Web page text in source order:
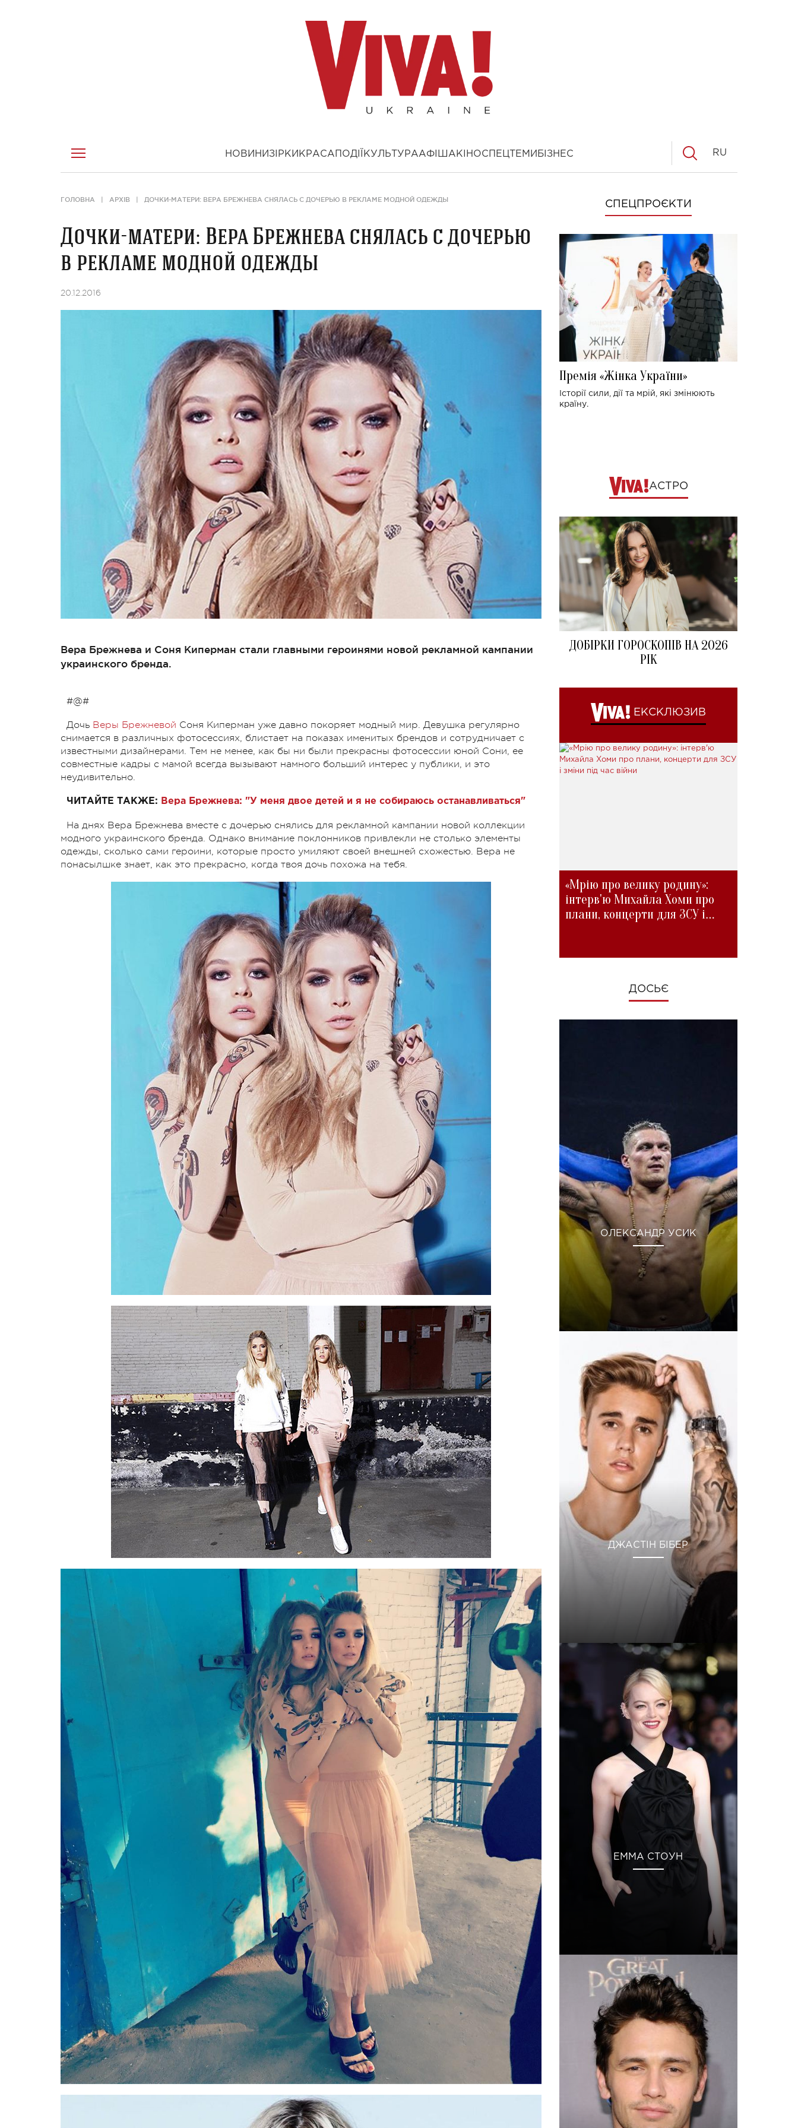
НОВИНИ ЗІРКИ КРАСА ПОДІЇ КУЛЬТУРААФІША КІНОСПЕЦТЕМИ БІЗНЕС RU
ГОЛОВНА АРХІВ ДОЧКИ-МАТЕРИ: ВЕРА БРЕЖНЕВА СНЯЛАСЬ С ДОЧЕРЬЮ В РЕКЛАМЕ МОДНОЙ ОДЕЖДЫ
Дочки-матери: Вера Брежнева снялась с дочерью
в рекламе модной одежды
20.12.2016
Вера Брежнева и Соня Киперман стали главными героинями новой рекламной кампании
украинского бренда.
#@#
Дочь Веры Брежневой Соня Киперман уже давно покоряет модный мир. Девушка регулярно
снимается в различных фотосессиях, блистает на показах именитых брендов и сотрудничает с
известными дизайнерами. Тем не менее, как бы ни были прекрасны фотосессии юной Сони, ее
совместные кадры с мамой всегда вызывают намного больший интерес у публики, и это
неудивительно.
ЧИТАЙТЕ ТАКЖЕ: Вера Брежнева: "У меня двое детей и я не собираюсь останавливаться"
На днях Вера Брежнева вместе с дочерью снялись для рекламной кампании новой коллекции
модного украинского бренда. Однако внимание поклонников привлекли не столько элементы
одежды, сколько сами героини, которые просто умиляют своей внешней схожестью. Вера не
понасылшке знает, как это прекрасно, когда твоя дочь похожа на тебя.
СПЕЦПРОЄКТИ
Премія «Жінка України»
Історії сили, дії та мрій, які змінюють
країну.
АСТРО
ДОБІРКИ ГОРОСКОПІВ НА 2026
РІК
ЕКСКЛЮЗИВ
«Мрію про велику родину»:
інтерв'ю Михайла Хоми про
плани, концерти для ЗСУ і
ДОСЬЄ
ОЛЕКСАНДР УСИК
ДЖАСТІН БІБЕР
ЕММА СТОУН